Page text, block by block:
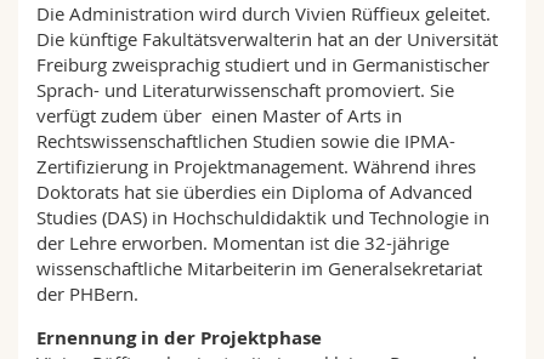
Die Administration wird durch Vivien Rüffieux geleitet.
Die künftige Fakultätsverwalterin hat an der Universität
Freiburg zweisprachig studiert und in Germanistischer
Sprach- und Literaturwissenschaft promoviert. Sie
verfügt zudem über einen Master of Arts in
Rechtswissenschaftlichen Studien sowie die IPMA-
Zertifizierung in Projektmanagement. Während ihres
Doktorats hat sie überdies ein Diploma of Advanced
Studies (DAS) in Hochschuldidaktik und Technologie in
der Lehre erworben. Momentan ist die 32-jährige
wissenschaftliche Mitarbeiterin im Generalsekretariat
der PHBern.
Ernennung in der Projektphase